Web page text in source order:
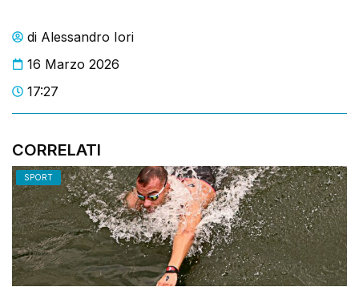
di Alessandro Iori
16 Marzo 2026
17:27
CORRELATI
SPORT